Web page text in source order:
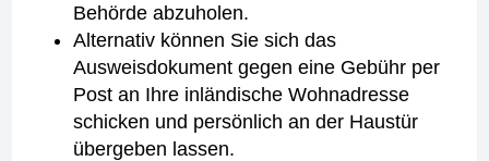
Behörde abzuholen.
Alternativ können Sie sich das
Ausweisdokument gegen eine Gebühr per
Post an Ihre inländische Wohnadresse
schicken und persönlich an der Haustür
übergeben lassen.